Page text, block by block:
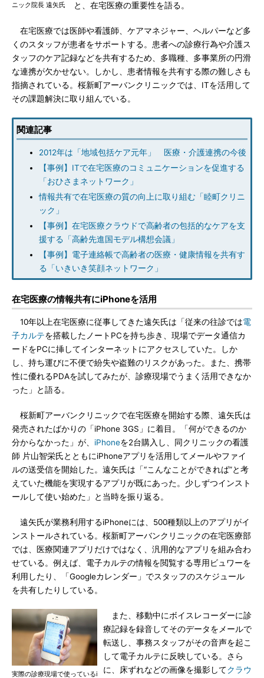
ニック院長 遠矢氏
と、在宅医療の重要性を語る。
在宅医療では医師や看護師、ケアマネジャー、ヘルパーなど多
くのスタッフが患者をサポートする。患者への診療行為や介護ス
タッフのケア記録などを共有するため、多職種、多事業所の円滑
な連携が欠かせない。しかし、患者情報を共有する際の難しさも
指摘されている。桜新町アーバンクリニックでは、ITを活用して
その課題解決に取り組んでいる。
関連記事
2012年は「地域包括ケア元年」 医療・介護連携の今後
【事例】ITで在宅医療のコミュニケーションを促進する
「おひさまネットワーク」
情報共有で在宅医療の質の向上に取り組む「睦町クリニ
ック」
【事例】在宅医療クラウドで高齢者の包括的なケアを支
援する「高齢先進国モデル構想会議」
【事例】電子連絡帳で高齢者の医療・健康情報を共有す
る「いきいき笑顔ネットワーク」
在宅医療の情報共有にiPhoneを活用
10年以上在宅医療に従事してきた遠矢氏は「従来の往診では電
子カルテを搭載したノートPCを持ち歩き、現場でデータ通信カ
ードをPCに挿してインターネットにアクセスしていた。しか
し、持ち運びに不便で紛失や盗難のリスクがあった。また、携帯
性に優れるPDAを試してみたが、診療現場でうまく活用できなか
った」と語る。
桜新町アーバンクリニックで在宅医療を開始する際、遠矢氏は
発売されたばかりの「iPhone 3GS」に着目。「何ができるのか
分からなかった」が、 iPhoneを2台購入し、同クリニックの看護
師 片山智栄氏とともにiPhoneアプリを活用してメールやファイ
ルの送受信を開始した。遠矢氏は「“こんなことができれば”と考
えていた機能を実現するアプリが既にあった。少しずつインスト
ールして使い始めた」と当時を振り返る。
遠矢氏が業務利用するiPhoneには、500種類以上のアプリがイ
ンストールされている。桜新町アーバンクリニックの在宅医療部
では、医療関連アプリだけではなく、汎用的なアプリを組み合わ
せている。例えば、電子カルテの情報を閲覧する専用ビュワーを
利用したり、「Googleカレンダー」でスタッフのスケジュール
を共有したりしている。
実際の診療現場で使っているi
また、移動中にボイスレコーダーに診
療記録を録音してそのデータをメールで
転送し、事務スタッフがその音声を起こ
して電子カルテに反映している。さら
に、床ずれなどの画像を撮影してクラウ